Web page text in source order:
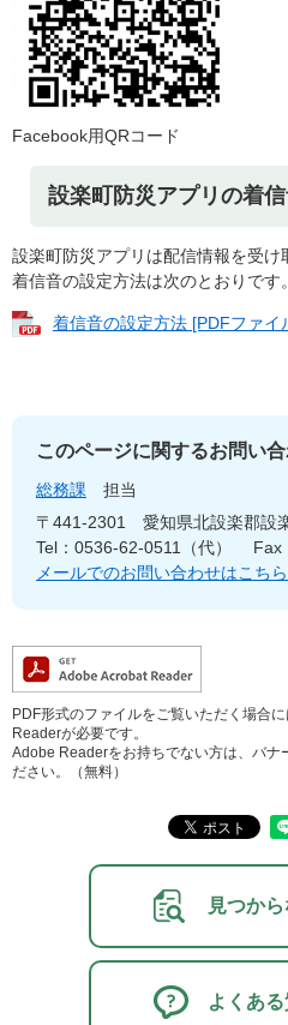
Facebook用QRコード
設楽町防災アプリの着
設楽町防災アプリは配信情報を受け
着信音の設定方法は次のとおりです。
着信音の設定方法 [PDFファイ
このページに関するお問い
総務課
担当
〒441-2301
愛知県北設楽郡設
Tel：0536-62-0511（代）
Fax
メールでのお問い合わせはこちら
PDF形式のファイルをご覧いただく場合
Readerが必要です。
Adobe Readerをお持ちでない方は、バナ
ださい。（無料）
見つか
よくあ